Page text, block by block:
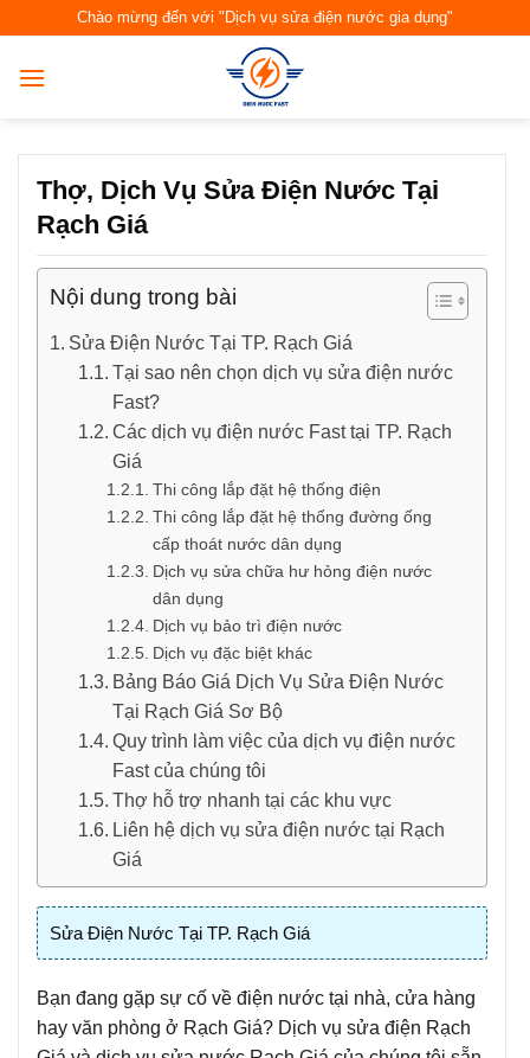
content
Chào mừng đến với "Dịch vụ sửa điện nước gia dụng"
Thợ, Dịch Vụ Sửa Điện Nước Tại
Rạch Giá
Nội dung trong bài
Sửa Điện Nước Tại TP. Rạch Giá
Tại sao nên chọn dịch vụ sửa điện nước
Fast?
Các dịch vụ điện nước Fast tại TP. Rạch
Giá
Thi công lắp đặt hệ thống điện
Thi công lắp đặt hệ thống đường ống
cấp thoát nước dân dụng
Dịch vụ sửa chữa hư hỏng điện nước
dân dụng
Dịch vụ bảo trì điện nước
Dịch vụ đặc biệt khác
Bảng Báo Giá Dịch Vụ Sửa Điện Nước
Tại Rạch Giá Sơ Bộ
Quy trình làm việc của dịch vụ điện nước
Fast của chúng tôi
Thợ hỗ trợ nhanh tại các khu vực
Liên hệ dịch vụ sửa điện nước tại Rạch
Giá
Sửa Điện Nước Tại TP. Rạch Giá
Bạn đang gặp sự cố về điện nước tại nhà, cửa hàng
hay văn phòng ở Rạch Giá? Dịch vụ sửa điện Rạch